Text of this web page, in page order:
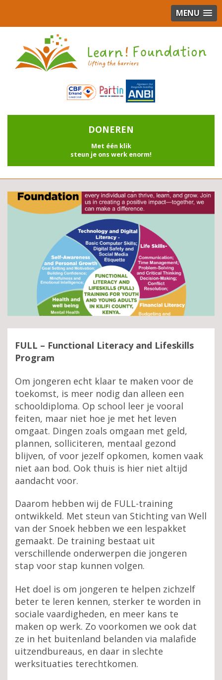
MENU
DONEREN
Met één klik
steun je ons werk enorm!
FULL – Functional Literacy and Lifeskills
Program
Om jongeren echt klaar te maken voor de
toekomst, is meer nodig dan alleen een
schooldiploma. Op school leer je vooral
feiten, maar niet hoe je met het leven
omgaat. Dingen zoals omgaan met geld,
plannen, solliciteren, mentaal gezond
blijven, of voor jezelf opkomen, komen vaak
niet aan bod. Ook thuis is hier niet altijd
aandacht voor.
Daarom hebben wij de FULL-training
ontwikkeld. Met steun van Stichting van Well
van der Snoek hebben we een lespakket
gemaakt. De training bestaat uit
verschillende onderwerpen die jongeren
stap voor stap kunnen volgen.
Het doel is om jongeren te helpen zichzelf
beter te leren kennen, sterker te worden in
sociale vaardigheden, en meer kans te
maken op werk. Zo voorkomen we ook dat
ze in het buitenland belanden via malafide
uitzendbureaus, en daar in slechte
werksituaties terechtkomen.